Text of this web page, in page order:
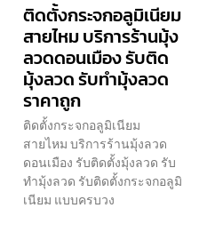
ติดตั้งกระจกอลูมิเนียม
สายไหม บริการร้านมุ้ง
ลวดดอนเมือง รับติด
มุ้งลวด รับทำมุ้งลวด
ราคาถูก
ติดตั้งกระจกอลูมิเนียม
สายไหม บริการร้านมุ้งลวด
ดอนเมือง รับติดตั้งมุ้งลวด รับ
ทำมุ้งลวด รับติดตั้งกระจกอลูมิ
เนียม แบบครบวง